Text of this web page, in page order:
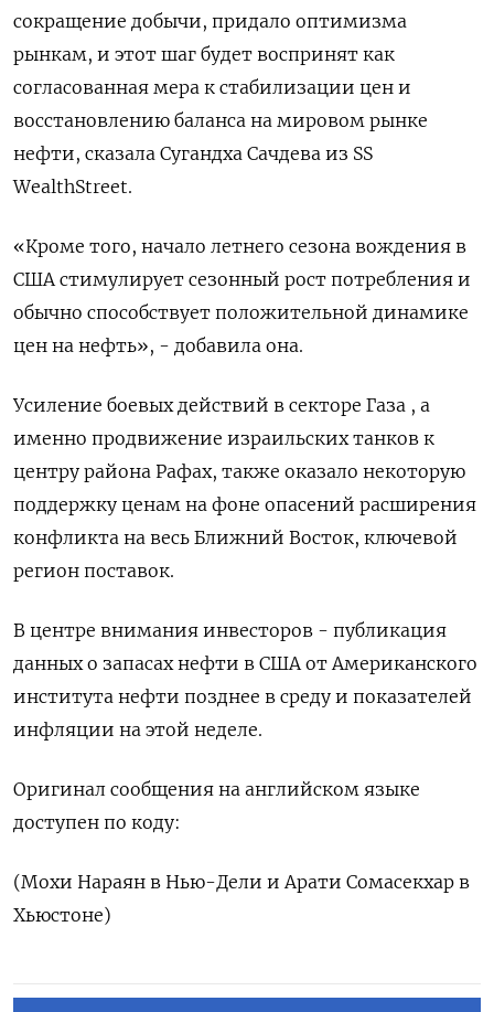
сокращение добычи, придало оптимизма
рынкам, и этот шаг будет воспринят как
согласованная мера к стабилизации цен и
восстановлению баланса на мировом рынке
нефти, сказала Сугандха Сачдева из SS
WealthStreet.
«Кроме того, начало летнего сезона вождения в
США стимулирует сезонный рост потребления и
обычно способствует положительной динамике
цен на нефть», - добавила она.
Усиление боевых действий в секторе Газа , а
именно продвижение израильских танков к
центру района Рафах, также оказало некоторую
поддержку ценам на фоне опасений расширения
конфликта на весь Ближний Восток, ключевой
регион поставок.
В центре внимания инвесторов - публикация
данных о запасах нефти в США от Американского
института нефти позднее в среду и показателей
инфляции на этой неделе.
Оригинал сообщения на английском языке
доступен по коду:
(Мохи Нараян в Нью-Дели и Арати Сомасекхар в
Хьюстоне)